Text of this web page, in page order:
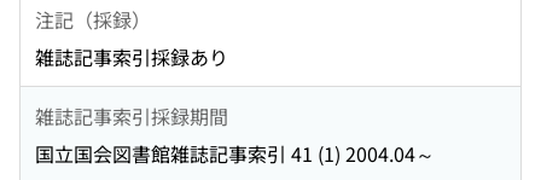
注記（採録）
雑誌記事索引採録あり
雑誌記事索引採録期間
国立国会図書館雑誌記事索引 41 (1) 2004.04～